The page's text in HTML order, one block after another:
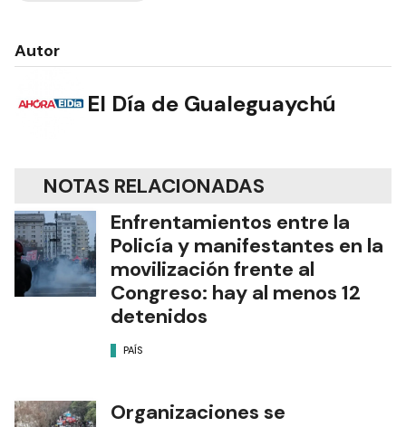
Enfrentamientos entre la
Policía y manifestantes en la
movilización frente al
Congreso: hay al menos 12
detenidos
PAÍS
concentran frente al